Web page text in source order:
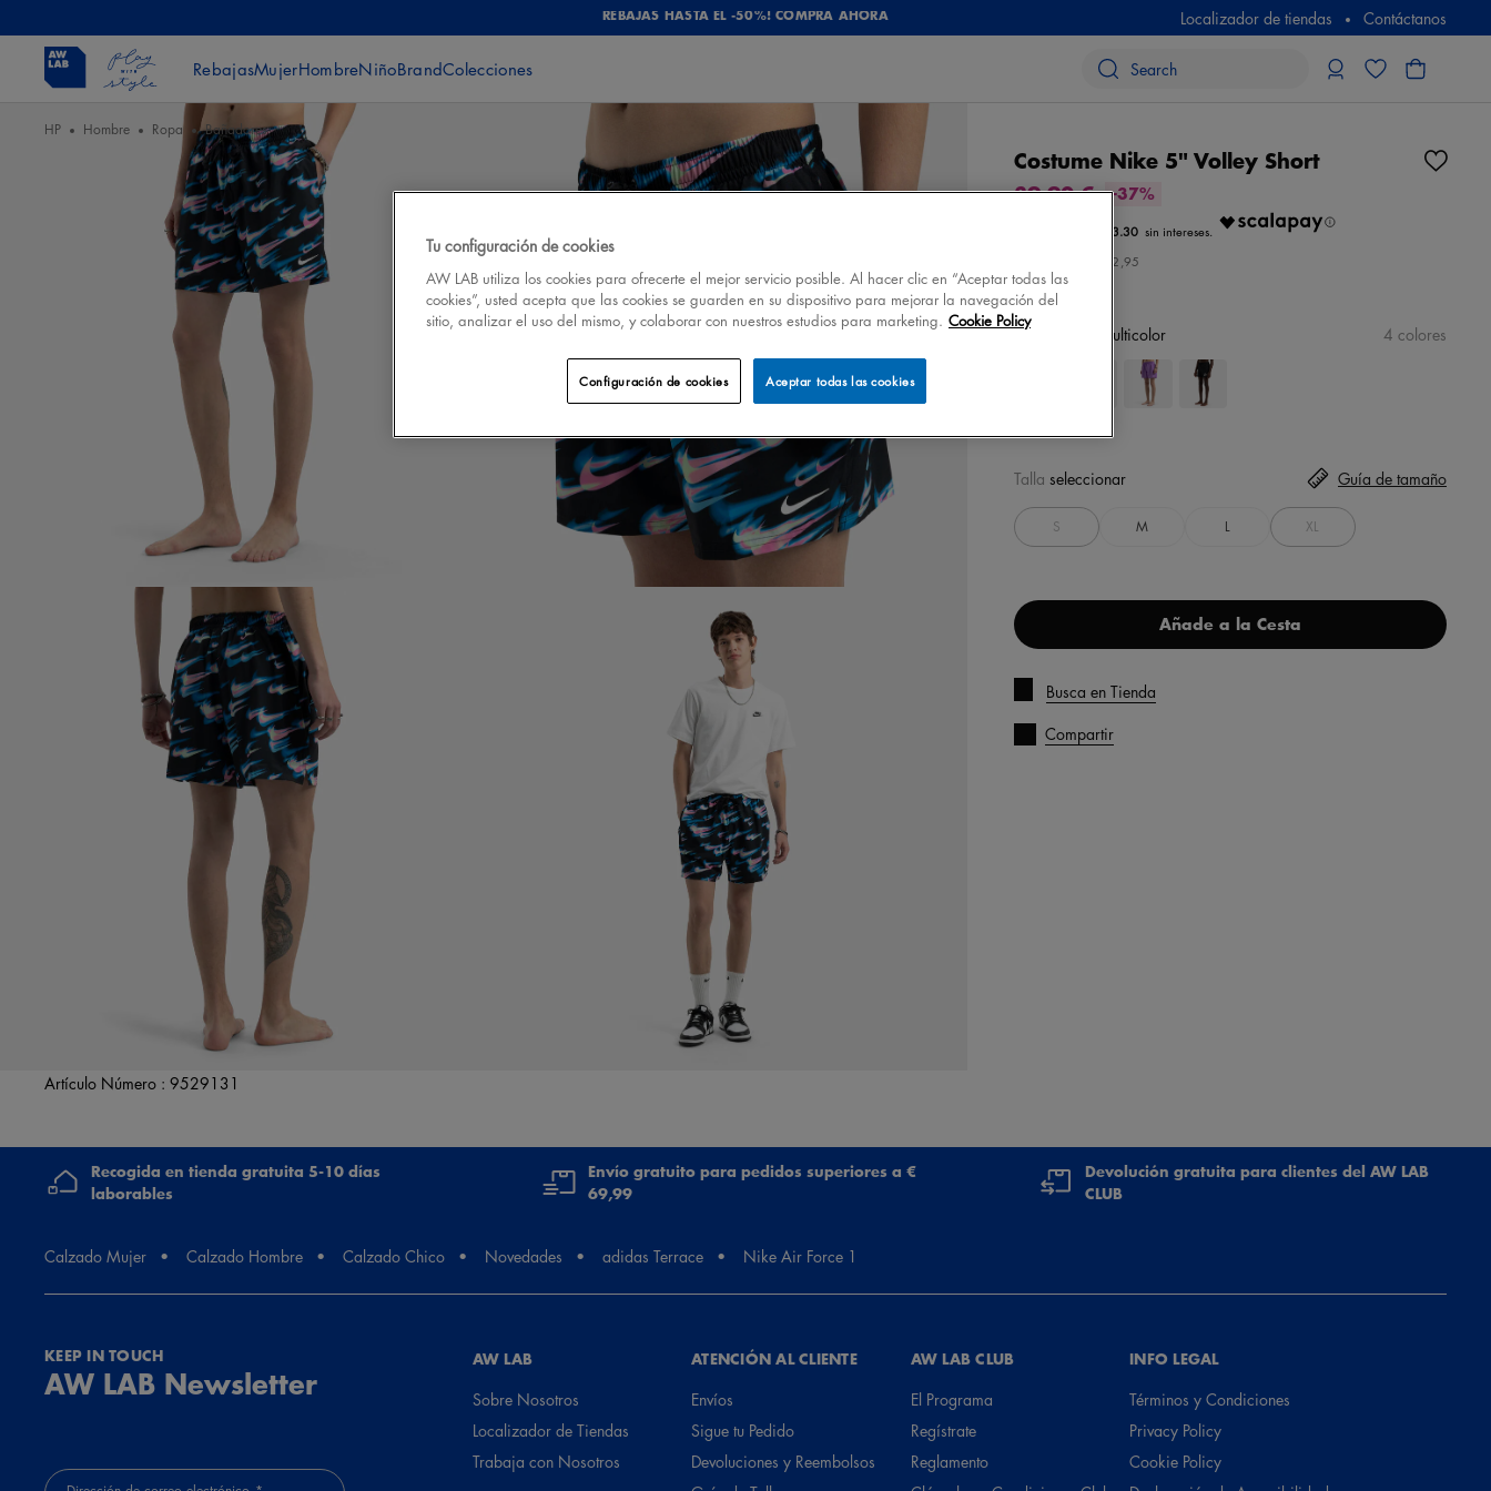
REBAJAS HASTA EL -50%! COMPRA AHORA Localizador de tiendas Contáctanos
RebajasMujerHombreNiñoBrandColecciones
HP Hombre Ropa Bañadores
Artículo Número : 9529131
Costume Nike 5" Volley Short
39,90 €
-37%
€ 13.30
€ 62,95
color negro/multicolor 4 colores
Talla seleccionar
S M L XL
Guía de tamaño
Añade a la Cesta
Busca en Tienda
Compartir
Recogida en tienda gratuita 5-10 días
laborables
Envío gratuito para pedidos superiores a €
69,99
Devolución gratuita para clientes del AW LAB
CLUB
Calzado Mujer Calzado Hombre Calzado Chico Novedades adidas Terrace Nike Air Force 1
KEEP IN TOUCH
AW LAB Newsletter
AW LAB
Sobre Nosotros
Localizador de Tiendas
Trabaja con Nosotros
ATENCIÓN AL CLIENTE
Envíos
Sigue tu Pedido
Devoluciones y Reembolsos
AW LAB CLUB
El Programa
Regístrate
Reglamento
INFO LEGAL
Términos y Condiciones
Privacy Policy
Cookie Policy
Tu configuración de cookies
AW LAB utiliza los cookies para ofrecerte el mejor servicio posible. Al hacer clic en “Aceptar todas las
cookies”, usted acepta que las cookies se guarden en su dispositivo para mejorar la navegación del
sitio, analizar el uso del mismo, y colaborar con nuestros estudios para marketing. Cookie Policy
Aceptar todas las cookies
Configuración de cookies